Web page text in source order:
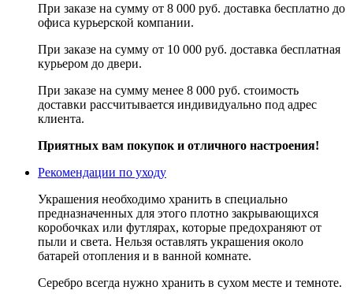
При заказе на сумму от 8 000 руб. доставка бесплатно до
офиса курьерской компании.
При заказе на сумму от 10 000 руб. доставка бесплатная
курьером до двери.
При заказе на сумму менее 8 000 руб. стоимость
доставки рассчитывается индивидуально под адрес
клиента.
Приятных вам покупок и отличного настроения!
Рекомендации по уходу
Украшения необходимо хранить в специально
предназначенных для этого плотно закрывающихся
коробочках или футлярах, которые предохраняют от
пыли и света. Нельзя оставлять украшения около
батарей отопления и в ванной комнате.
Серебро всегда нужно хранить в сухом месте и темноте.